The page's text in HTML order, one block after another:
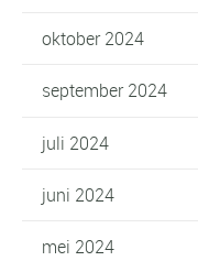
oktober 2024
september 2024
juli 2024
juni 2024
mei 2024